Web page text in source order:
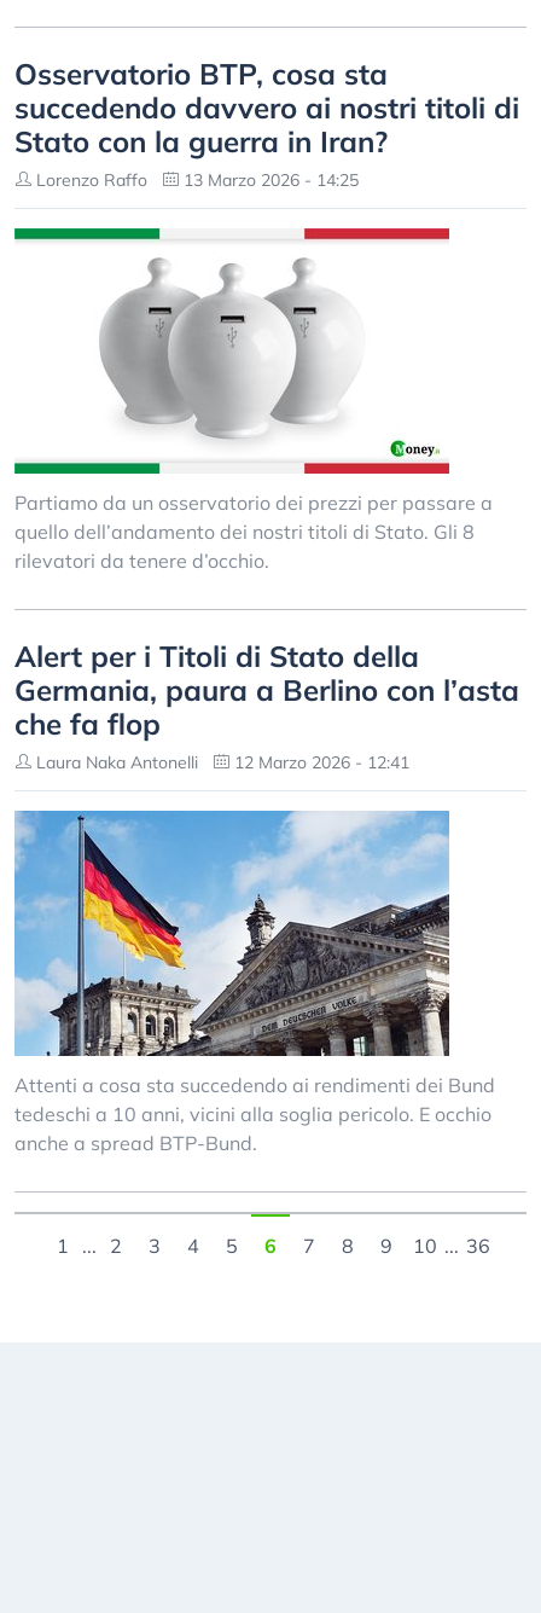
Osservatorio BTP, cosa sta
succedendo davvero ai nostri titoli di
Stato con la guerra in Iran?
Lorenzo Raffo 13 Marzo 2026 - 14:25
Partiamo da un osservatorio dei prezzi per passare a
quello dell’andamento dei nostri titoli di Stato. Gli 8
rilevatori da tenere d’occhio.
Alert per i Titoli di Stato della
Germania, paura a Berlino con l’asta
che fa flop
Laura Naka Antonelli 12 Marzo 2026 - 12:41
Attenti a cosa sta succedendo ai rendimenti dei Bund
tedeschi a 10 anni, vicini alla soglia pericolo. E occhio
anche a spread BTP-Bund.
1 ... 2 3 4 5 6 7 8 9 10 ... 36